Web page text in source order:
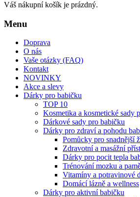
Váš nákupní košík je prázdný.
Menu
Doprava
O nás
Vaše otázky (FAQ)
Kontakt
NOVINKY
Akce a slevy
Dárky pro babičku
TOP 10
Kosmetika a kosmetické sady
Dárkové sady pro babičku
Dárky pro zdraví a pohodu
Pomůcky pro snadnější
Zdravotní a masážní
Dárky pro pocit tepla
Trénování mozku a
Vitamíny a potravinové
Domácí lázně a wellness
Dárky pro aktivní babičku